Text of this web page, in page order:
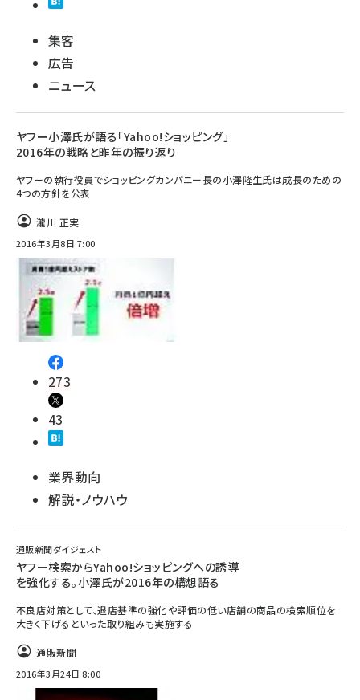
集客
広告
ニュース
ヤフー小澤氏が語る「Yahoo!ショッピング」
2016年の戦略と昨年の振り返り
ヤフーの執行役員でショッピングカンパニー長の小澤隆生氏は成長のための
4つの方針を公表
瀧川 正実
2016年3月8日 7:00
273
43
業界動向
解説・ノウハウ
通販新聞ダイジェスト
ヤフー検索からYahoo!ショッピングへの誘導
を強化する。小澤氏が2016年の構想語る
不良店対策として、退店基準の強化や評価の低い店舗の商品の検索順位を
大きく下げるといった取り組みも実施する
通販新聞
2016年3月24日 8:00